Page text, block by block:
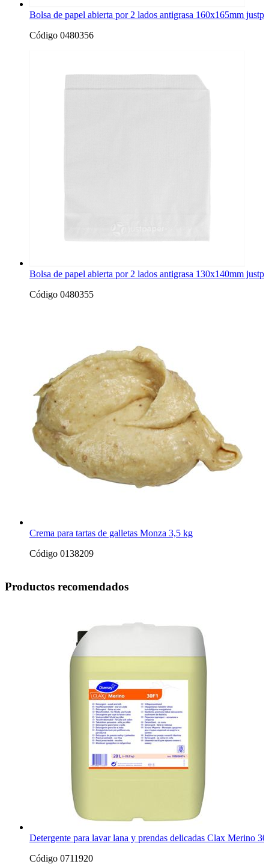
Bolsa de papel abierta por 2 lados antigrasa 160x165mm
Código 0480356
Bolsa de papel abierta por 2 lados antigrasa 130x140mm
Código 0480355
Crema para tartas de galletas Monza 3,5 kg
Código 0138209
Productos recomendados
Detergente para lavar lana y prendas delicadas Clax Merino
Código 0711920